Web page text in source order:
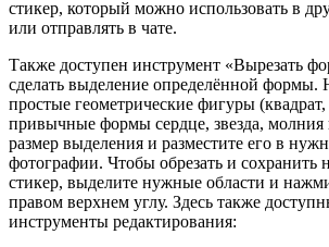
стикер, который можно использовать в
или отправлять в чате.
Также доступен инструмент «Вырезать
сделать выделение определённой
простые геометрические фигуры
привычные формы сердце, звезда, молния
размер выделения и разместите его в
фотографии. Чтобы обрезать и сохранить
стикер, выделите нужные области и
правом верхнем углу. Здесь также
инструменты редактирования: